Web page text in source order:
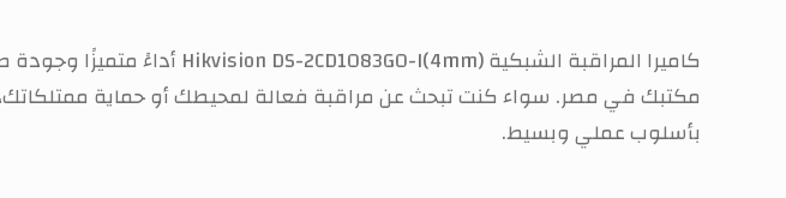
كاميرا المراقبة الشبكيةHikvision DS-2CD1083G0-I(4mm)
مكتبك في مصر. سواء كنت تبحث عن مراقبة فعالة لمحيطك أو حماية ممتلكاتك،
بأسلوب عملي وبسيط.